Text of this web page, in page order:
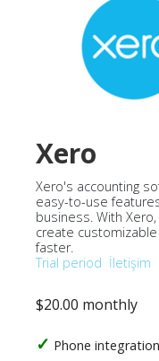
Xero
Xero's accounting
easy-to-use
business. With
create
faster.
Trial period İletişim
$20.00 monthly
Phone integration